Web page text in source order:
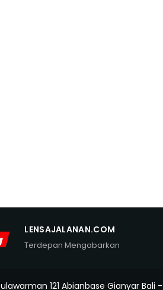
LENSAJALANAN.COM
Terdepan Mengabarkan
121 Abianbase Gianyar Bali